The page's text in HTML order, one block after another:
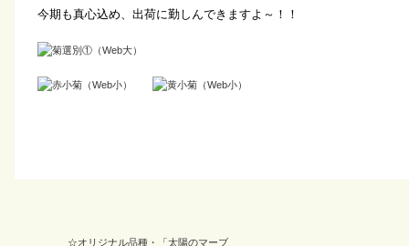
今期も真心込め、出荷に勤しんできますよ～！！
☆オリジナル品種・「太陽のマーブ